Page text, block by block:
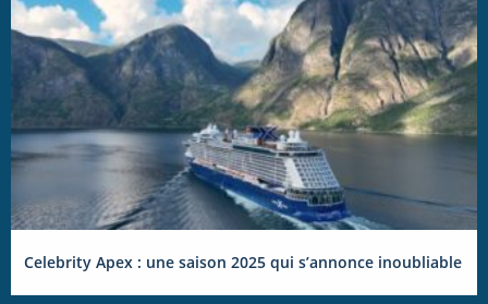
Celebrity Apex : une saison 2025 qui s’annonce inoubliable